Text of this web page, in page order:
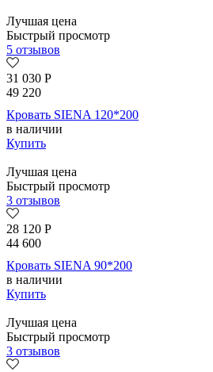
Лучшая цена
Быстрый просмотр
5 отзывов
31 030 Р
49 220
Кровать SIENA 120*200
в наличии
Купить
Лучшая цена
Быстрый просмотр
3 отзывов
28 120 Р
44 600
Кровать SIENA 90*200
в наличии
Купить
Лучшая цена
Быстрый просмотр
3 отзывов